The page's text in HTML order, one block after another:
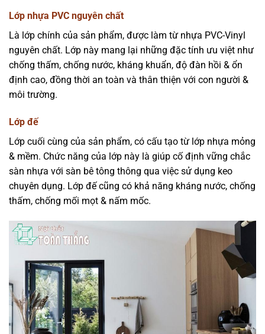
Lớp nhựa PVC nguyên chất
Là lớp chính của sản phẩm, được làm từ nhựa PVC-Vinyl
nguyên chất. Lớp này mang lại những đặc tính ưu việt như
chống thấm, chống nước, kháng khuẩn, độ đàn hồi & ổn
định cao, đồng thời an toàn và thân thiện với con người &
môi trường.
Lớp đế
Lớp cuối cùng của sản phẩm, có cấu tạo từ lớp nhựa mỏng
& mềm. Chức năng của lớp này là giúp cố định vững chắc
sàn nhựa với sàn bê tông thông qua việc sử dụng keo
chuyên dụng. Lớp đế cũng có khả năng kháng nước, chống
thấm, chống mối mọt & nấm mốc.